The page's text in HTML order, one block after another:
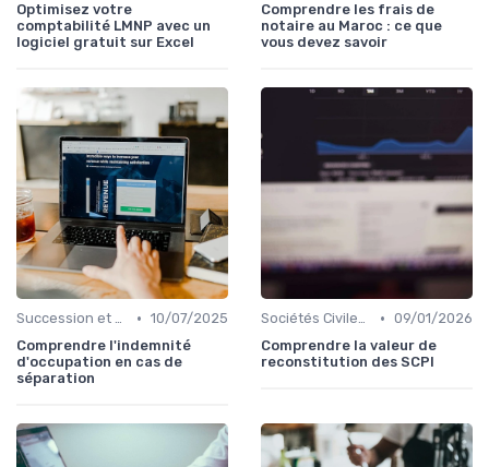
Optimisez votre
comptabilité LMNP avec un
logiciel gratuit sur Excel
Comprendre les frais de
notaire au Maroc : ce que
vous devez savoir
Succession et Transmission de Patrimoine • 10/07/2025
Comprendre l'indemnité
d'occupation en cas de
séparation
Sociétés Civiles de Placement Immobilier (SCPI) • 09/01/2026
Comprendre la valeur de
reconstitution des SCPI